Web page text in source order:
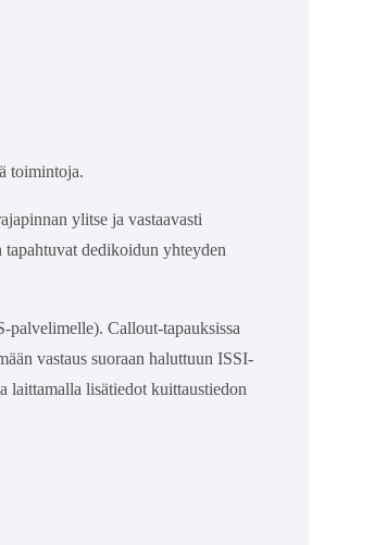
toimintoja.
ylitse ja vastaavasti
dedikoidun yhteyden
palvelimelle). Callout-tapauksissa
vastaus suoraan haluttuun ISSI-
laittamalla lisätiedot kuittaustiedon